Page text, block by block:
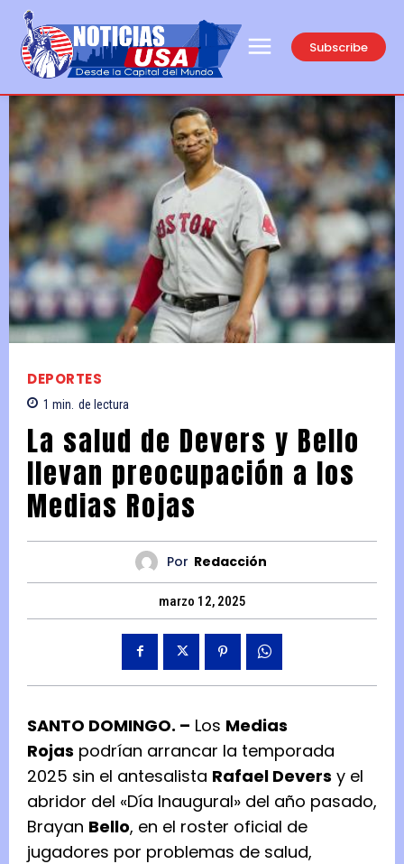
Subscribe
DEPORTES
1 min. de lectura
La salud de Devers y Bello
llevan preocupación a los
Medias Rojas
Por Redacción
marzo 12, 2025
SANTO DOMINGO. – Los Medias
Rojas podrían arrancar la temporada
2025 sin el antesalista Rafael Devers y el
abridor del «Día Inaugural» del año pasado,
Brayan Bello, en el roster oficial de
jugadores por problemas de salud,